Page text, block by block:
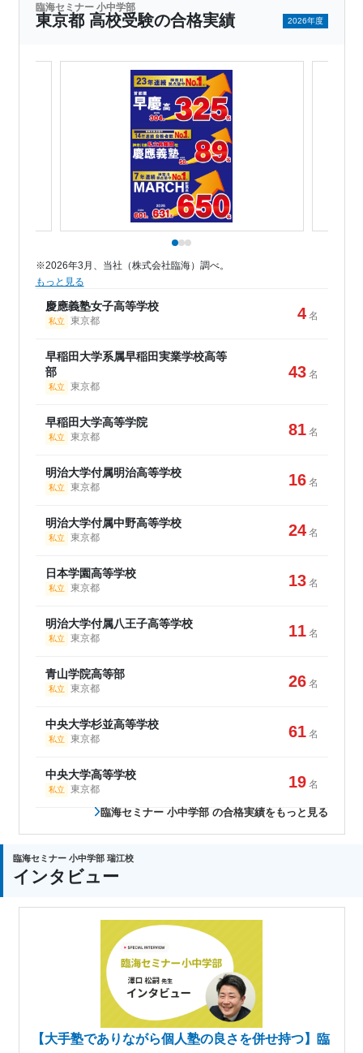
臨海セミナー 小中学部
東京都 高校受験の合格実績 2026年度
※2026年3月、当社（株式会社臨海）調べ。
もっと見る
慶應義塾女子高等学校
私立 東京都 4 名
早稲田大学系属早稲田実業学校高等
部
私立 東京都
43 名
早稲田大学高等学院
私立 東京都 81 名
明治大学付属明治高等学校
私立 東京都 16 名
明治大学付属中野高等学校
私立 東京都 24 名
日本学園高等学校
私立 東京都 13 名
明治大学付属八王子高等学校
私立 東京都 11 名
青山学院高等部
私立 東京都 26 名
中央大学杉並高等学校
私立 東京都 61 名
中央大学高等学校
私立 東京都 19 名
臨海セミナー 小中学部 の合格実績をもっと見る
臨海セミナー 小中学部 瑞江校
インタビュー
【大手塾でありながら個人塾の良さを併せ持つ】臨